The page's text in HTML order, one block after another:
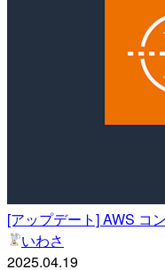
[アップデート] AWS コ
いわさ
2025.04.19